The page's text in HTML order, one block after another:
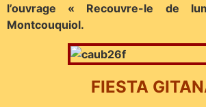
l’ouvrage « Recouvre-le de
Montcouquiol.
FIESTA